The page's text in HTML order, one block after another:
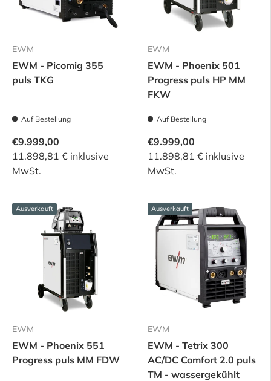
EWM
EWM - Picomig 355
puls TKG
Auf Bestellung
€9.999,00
11.898,81 € inklusive
MwSt.
EWM
EWM - Phoenix 501
Progress puls HP MM
FKW
Auf Bestellung
€9.999,00
11.898,81 € inklusive
MwSt.
Ausverkauft
EWM
EWM - Phoenix 551
Progress puls MM FDW
Ausverkauft
EWM
EWM - Tetrix 300
AC/DC Comfort 2.0 puls
TM - wassergekühlt